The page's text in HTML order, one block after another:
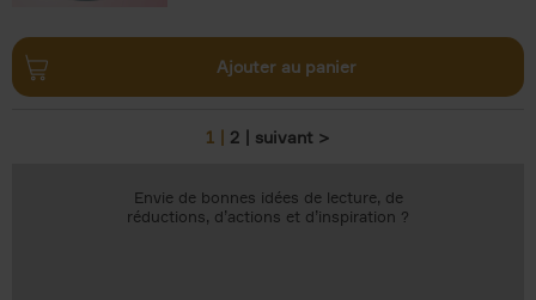
Ajouter au panier
1 2 suivant >
Envie de bonnes idées de lecture, de
réductions, d’actions et d’inspiration ?